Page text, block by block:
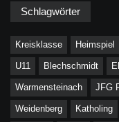
Schlagwörter
Kreisklasse Heimspiel
U11 Blechschmidt
Warmensteinach JFG
Weidenberg Katholing